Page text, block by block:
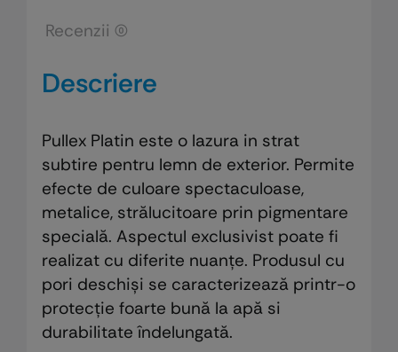
Recenzii (0)
Descriere
Pullex Platin este o lazura in strat
subtire pentru lemn de exterior. Permite
efecte de culoare spectaculoase,
metalice, strălucitoare prin pigmentare
specială. Aspectul exclusivist poate fi
realizat cu diferite nuanțe. Produsul cu
pori deschiși se caracterizează printr-o
protecție foarte bună la apă si
durabilitate îndelungată.